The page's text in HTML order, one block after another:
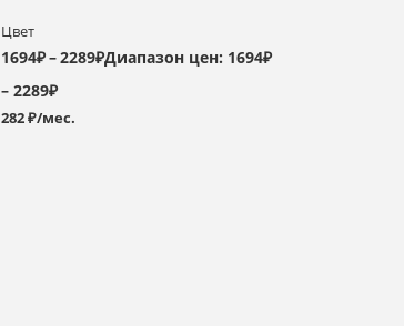
Цвет
1694₽–2289₽Диапазон цен: 1694₽
– 2289₽
282 ₽/мес.